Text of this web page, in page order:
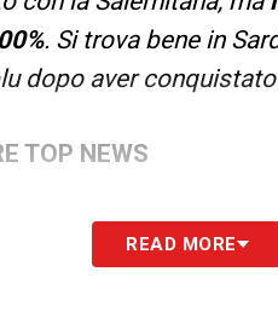
. Si trova bene in
dopo aver
TOP NEWS
READ MORE